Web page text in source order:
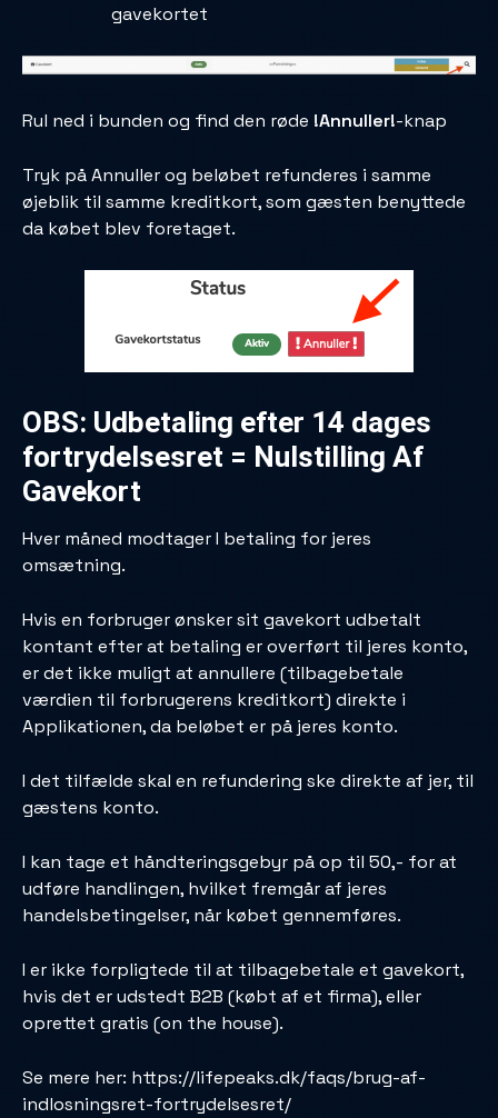
gavekortet
Rul ned i bunden og find den røde !Annuller!-knap
Tryk på Annuller og beløbet refunderes i samme
øjeblik til samme kreditkort, som gæsten benyttede
da købet blev foretaget.
OBS: Udbetaling efter 14 dages
fortrydelsesret = Nulstilling Af
Gavekort
Hver måned modtager I betaling for jeres
omsætning.
Hvis en forbruger ønsker sit gavekort udbetalt
kontant efter at betaling er overført til jeres konto,
er det ikke muligt at annullere (tilbagebetale
værdien til forbrugerens kreditkort) direkte i
Applikationen, da beløbet er på jeres konto.
I det tilfælde skal en refundering ske direkte af jer, til
gæstens konto.
I kan tage et håndteringsgebyr på op til 50,- for at
udføre handlingen, hvilket fremgår af jeres
handelsbetingelser, når købet gennemføres.
I er ikke forpligtede til at tilbagebetale et gavekort,
hvis det er udstedt B2B (købt af et firma), eller
oprettet gratis (on the house).
Se mere her: https://lifepeaks.dk/faqs/brug-af-
indlosningsret-fortrydelsesret/